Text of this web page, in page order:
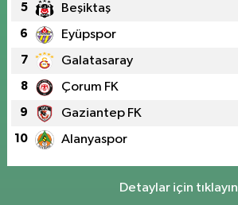
5 Beşiktaş
6 Eyüpspor
7 Galatasaray
8 Çorum FK
9 Gaziantep FK
10 Alanyaspor
Detaylar için tıklayın